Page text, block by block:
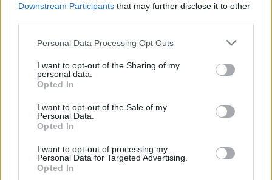
Downstream Participants that may further disclose it to other
Please note that this website/app uses one or more Google
not limited to your visit or usage behaviour. You may click to
grant or deny consent to Google and its third-party tags to
use your data for below specified purposes in below Google
consent section.
Personal Data Processing Opt Outs
I want to opt-out of the Sharing of my
personal data.
Opted In
I want to opt-out of the Sale of my
Personal Data.
Opted In
I want to opt-out of processing my
Personal Data for Targeted Advertising.
Opted In
praticità e alla qualità d’uso quotidiana. Gli headset
Logitech disponibili nel nostro catalogo sono
indicati per chi cerca un prodotto affidabile per
contenuti multimediali, con un’impostazione adatta
a una postazione ordinata e moderna.
propone sedie gaming della linea Predator,
una seduta più strutturata. Alcuni modelli includono
supporto per testa e schiena, reclinazione ampia,